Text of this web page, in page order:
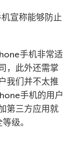
宣称能够防止
手机非常适
，此外还需掌
我们并不太推
手机的用户
第三方应用就
级。